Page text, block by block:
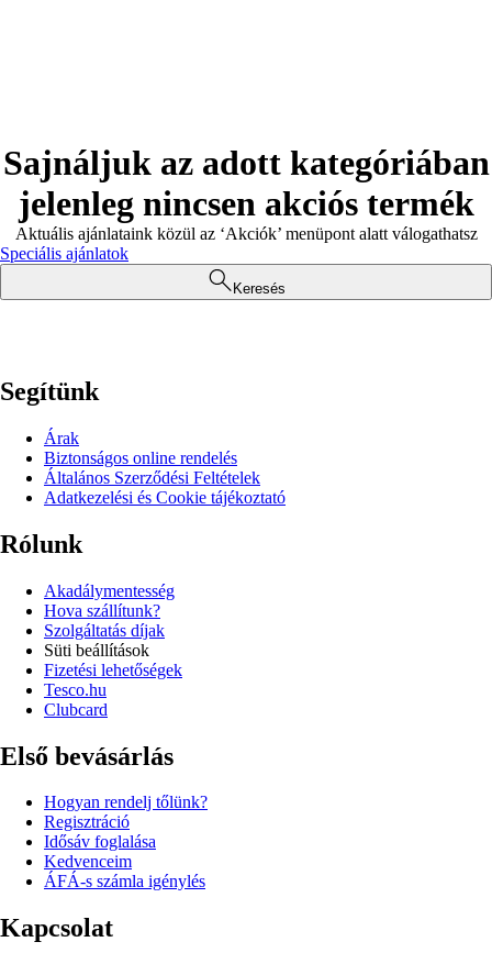
Sajnáljuk az adott kategóriában
jelenleg nincsen akciós termék
Aktuális ajánlataink közül az ‘Akciók’ menüpont alatt válogathatsz
Speciális ajánlatok
Keresés
Segítünk
Árak
Biztonságos online rendelés
Általános Szerződési Feltételek
Adatkezelési és Cookie tájékoztató
Rólunk
Akadálymentesség
Hova szállítunk?
Szolgáltatás díjak
Süti beállítások
Fizetési lehetőségek
Tesco.hu
Clubcard
Első bevásárlás
Hogyan rendelj tőlünk?
Regisztráció
Idősáv foglalása
Kedvenceim
ÁFÁ-s számla igénylés
Kapcsolat